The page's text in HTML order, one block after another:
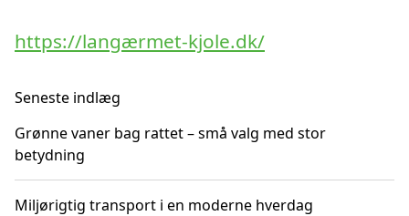
https://langærmet-kjole.dk/
Seneste indlæg
Grønne vaner bag rattet – små valg med stor
betydning
Miljørigtig transport i en moderne hverdag